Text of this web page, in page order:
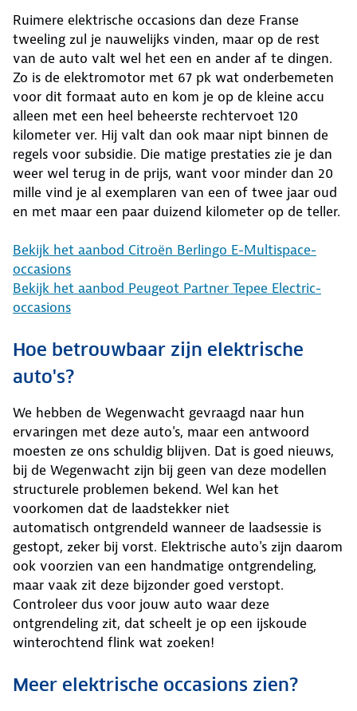
Ruimere elektrische occasions dan deze Franse
tweeling zul je nauwelijks vinden, maar op de rest
van de auto valt wel het een en ander af te dingen.
Zo is de elektromotor met 67 pk wat onderbemeten
voor dit formaat auto en kom je op de kleine accu
alleen met een heel beheerste rechtervoet 120
kilometer ver. Hij valt dan ook maar nipt binnen de
regels voor subsidie. Die matige prestaties zie je dan
weer wel terug in de prijs, want voor minder dan 20
mille vind je al exemplaren van een of twee jaar oud
en met maar een paar duizend kilometer op de teller.
Bekijk het aanbod Citroën Berlingo E-Multispace-
occasions
Bekijk het aanbod Peugeot Partner Tepee Electric-
occasions
Hoe betrouwbaar zijn elektrische
auto's?
We hebben de Wegenwacht gevraagd naar hun
ervaringen met deze auto's, maar een antwoord
moesten ze ons schuldig blijven. Dat is goed nieuws,
bij de Wegenwacht zijn bij geen van deze modellen
structurele problemen bekend. Wel kan het
voorkomen dat de laadstekker niet
automatisch ontgrendeld wanneer de laadsessie is
gestopt, zeker bij vorst. Elektrische auto's zijn daarom
ook voorzien van een handmatige ontgrendeling,
maar vaak zit deze bijzonder goed verstopt.
Controleer dus voor jouw auto waar deze
ontgrendeling zit, dat scheelt je op een ijskoude
winterochtend flink wat zoeken!
Meer elektrische occasions zien?